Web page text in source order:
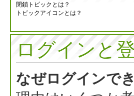
閉鎖トピックとは？
トピックアイコンとは？
ログインと
なぜログインで